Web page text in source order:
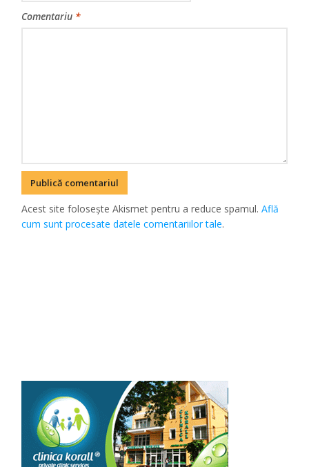
Comentariu *
Acest site folosește Akismet pentru a reduce spamul.Află
cum sunt procesate datele comentariilor tale.